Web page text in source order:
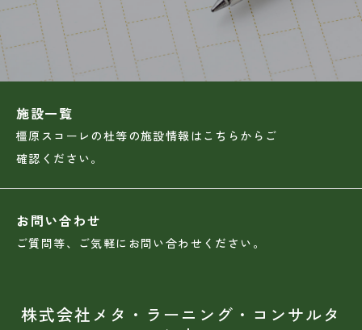
施設一覧
橿原スコーレの杜等の施設情報はこちらからご
確認ください。
お問い合わせ
ご質問等、ご気軽にお問い合わせください。
株式会社メタ・ラーニング・コンサルタ